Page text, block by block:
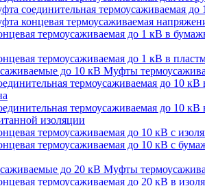
Муфты
изоляции
Муфты